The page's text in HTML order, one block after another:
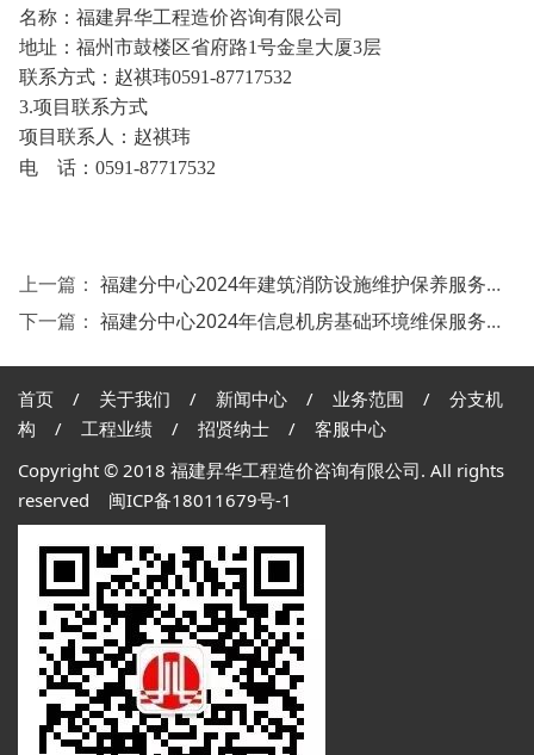
名称：福建昇华工程造价咨询有限公司
地址：福州市鼓楼区省府路1号金皇大厦3层
联系方式：赵祺玮0591-87717532
3.项目联系方式
项目联系人：赵祺玮
电 话： 0591-87717532
上一篇： 福建分中心2024年建筑消防设施维护保养服务采购项目 流标公示
下一篇： 福建分中心2024年信息机房基础环境维保服务采购项目 成交公告
首页/ 关于我们 / 新闻中心/ 业务范围 / 分支机
构 / 工程业绩 / 招贤纳士 / 客服中心
Copyright © 2018 福建昇华工程造价咨询有限公司. All rights
reserved 闽ICP备18011679号-1